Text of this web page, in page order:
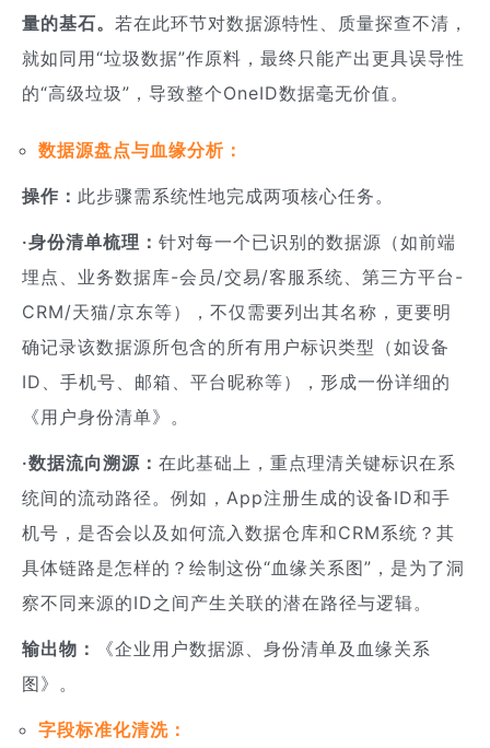
量的基石。 若在此环节对数据源特性、质量探查不清，
就如同用“垃圾数据”作原料，最终只能产出更具误导性
的“高级垃圾”，导致整个OneID数据毫无价值。
数据源盘点与血缘分析：
操作： 此步骤需系统性地完成两项核心任务。
·身份清单梳理： 针对每一个已识别的数据源（如前端
埋点、业务数据库-会员/交易/客服系统、第三方平台-
CRM/天猫/京东等），不仅需要列出其名称，更要明
确记录该数据源所包含的所有用户标识类型（如设备
ID、手机号、邮箱、平台昵称等），形成一份详细的
《用户身份清单》。
·数据流向溯源： 在此基础上，重点理清关键标识在系
统间的流动路径。例如，App注册生成的设备ID和手
机号，是否会以及如何流入数据仓库和CRM系统？其
具体链路是怎样的？绘制这份“血缘关系图”，是为了洞
察不同来源的ID之间产生关联的潜在路径与逻辑。
输出物：
《企业用户数据源、身份清单及血缘关系
图》。
字段标准化清洗：